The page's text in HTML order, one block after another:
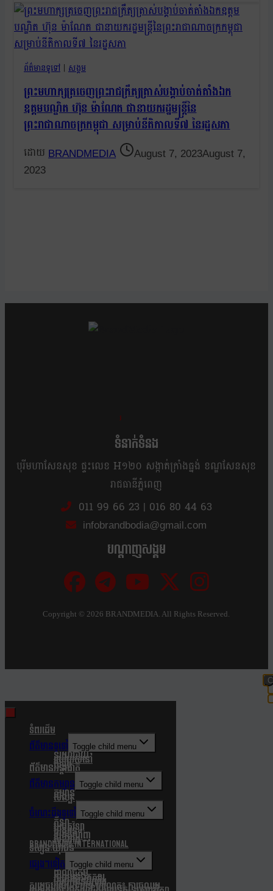
ព័ត៌មានទូទៅ | សង្គម
ព្រះមហាក្សត្រចេញព្រះរាជក្រឹត្យត្រាស់បង្គាប់ចាត់តាំងឯក
ឧត្តមបណ្ឌិត ហ៊ុន ម៉ាណែត ជានាយករដ្ឋមន្ត្រីនៃ
ព្រះរាជាណាចក្រកម្ពុជា សម្រាប់នីតិកាលទី៧ នៃរដ្ឋសភា
BRANDMEDIA August 7, 2023August 7,
2023
ទំនាក់ទំនង
បុរីមហាសែនសុខ ផ្ទះលេខ H១២០ សង្កាត់ក្រាំងធ្នង់ ខណ្ឌសែនសុខ
រាជធានីភ្នំពេញ
011 99 66 23 | 016 80 44 63
infobrandbodia@gmail.com
បណ្ដាញសង្គម
Copyright © 2026 BRANDMEDIA. All Rights Reserved.
ទំពរដើម
ព័ត៌មានទូទៅ Toggle child menu
នយោបាយ
របៀបរស់នៅ
សង្គម
ព័ត៌មានអន្តរជាតិ
ព័ត៌មានកម្សាន្ត Toggle child menu
កម្សាន្ត
សិល្បៈ
ចំណេះដឹងទូទៅ Toggle child menu
កីឡា
បច្ចេកវិទ្យា
បរិស្ថាន
របកគំហើញ
សុខភាព
Brandmedia international
ទស្សនៈយុវជន
ផ្សេងៗទៀត Toggle child menu
ពាណិជ្ជកម្ម
ភាពយន្តឯកសារ
សេចក្តីជូនដំណឹង
សម្តេចបវរធិបតី ហ៊ុន ម៉ាណែត៖ ការចូលរួម